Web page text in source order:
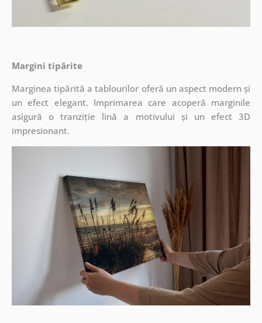
Margini tipărite
Marginea tipărită a tablourilor oferă un aspect modern și
un efect elegant. Imprimarea care acoperă marginile
asigură o tranziție lină a motivului și un efect 3D
impresionant.